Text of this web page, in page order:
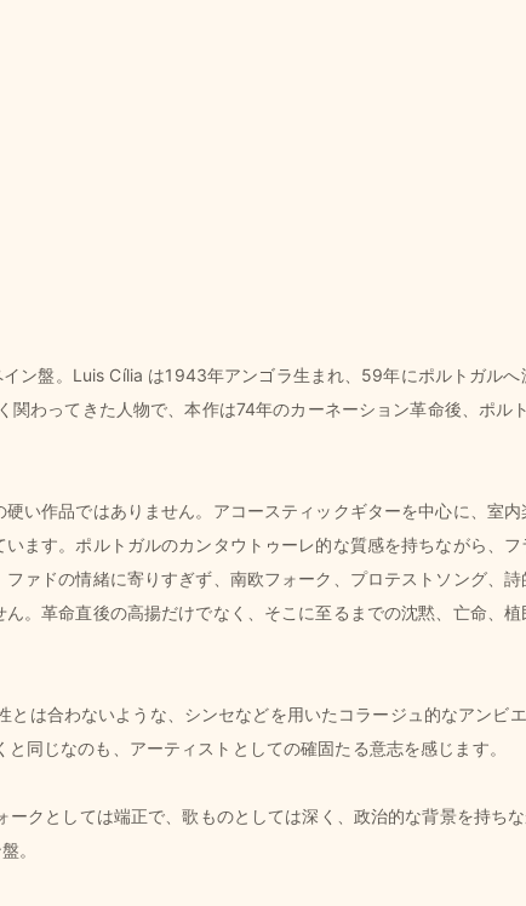
ン盤。Luis Cília は1943年アンゴラ生まれ、59年にポルトガル
わってきた人物で、本作は74年のカーネーション革命後、ポル
い作品ではありません。アコースティックギターを中心に、室
ます。ポルトガルのカンタウトゥーレ的な質感を持ちながら、フ
ァドの情緒に寄りすぎず、南欧フォーク、プロテストソング、詩
。革命直後の高揚だけでなく、そこに至るまでの沈黙、亡命、
は合わないような、シンセなどを用いたコラージュ的なアンビ
同じなのも、アーティストとしての確固たる意志を感じます。
クとしては端正で、歌ものとしては深く、政治的な背景を持ち
。